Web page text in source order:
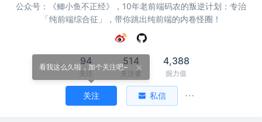
公众号：《鲫小鱼不正经》，10年老前端码农的叛逆计划：专治
「纯前端综合征」，带你跳出纯前端的内卷怪圈！
94
关注
514
关注者
4,388
掘力值
看我这么久啦，加个关注吧~
关注 私信